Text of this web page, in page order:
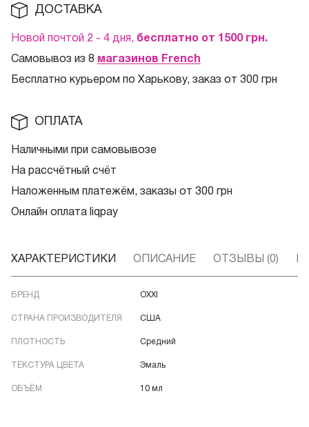
ДОСТАВКА
Новой почтой 2 - 4 дня, бесплатно от 1500 грн.
Самовывоз из 8 магазинов French
Бесплатно курьером по Харькову, заказ от 300 грн
ОПЛАТА
Наличными при самовывозе
На рассчётный счёт
Наложенным платежём, заказы от 300 грн
Онлайн оплата liqpay
ХАРАКТЕРИСТИКИ ОПИСАНИЕ ОТЗЫВЫ (0)
БРЕНД OXXI
СТРАНА ПРОИЗВОДИТЕЛЯ США
ПЛОТНОСТЬ Средний
ТЕКСТУРА ЦВЕТА Эмаль
ОБЪЁМ 10 мл